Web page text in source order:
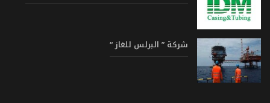
شركة ” البرلس للغاز “